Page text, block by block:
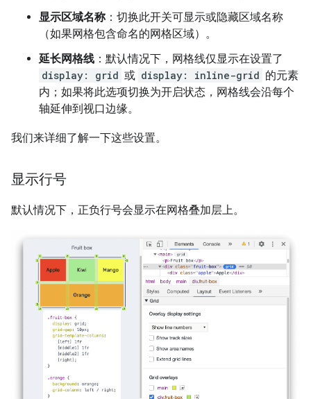
显示区域名称：切换此开关可显示或隐藏区域名称
（如果网格包含命名的网格区域）。
延长网格线 ：默认情况下，网格线仅显示在设置了
display: grid 或 display: inline-grid 的元素
内；如果将此选项切换为开启状态，网格线会沿每个
轴延伸到视口边缘。
我们来详细了解一下这些设置。
显示行号
默认情况下，正负行号会显示在网格叠加层上。